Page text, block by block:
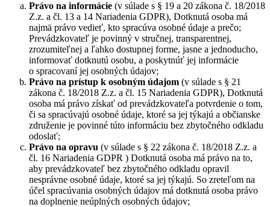
Právo na informácie (v súlade s § 19 a 20 zákona č. 18/2018
Z.z. a čl. 13 a 14 Nariadenia GDPR), Dotknutá osoba má
najmä právo vedieť, kto spracúva osobné údaje a prečo;
Prevádzkovateľ je povinný v stručnej, transparentnej,
zrozumiteľnej a ľahko dostupnej forme, jasne a jednoducho,
informovať dotknutú osobu, a poskytnúť jej informácie
o spracovaní jej osobných údajov;
Právo na prístup k osobným údajom (v súlade s § 21
zákona č. 18/2018 Z.z. a čl. 15 Nariadenia GDPR), Dotknutá
osoba má právo získať od prevádzkovateľa potvrdenie o tom,
či sa spracúvajú osobné údaje, ktoré sa jej týkajú a občianske
združenie je povinné túto informáciu bez zbytočného odkladu
odoslať;
Právo na opravu (v súlade s § 22 zákona č. 18/2018 Z.z. a
čl. 16 Nariadenia GDPR ) Dotknutá osoba má právo na to,
aby prevádzkovateľ bez zbytočného odkladu opravil
nesprávne osobné údaje, ktoré sa jej týkajú. So zreteľom na
účel spracúvania osobných údajov má dotknutá osoba právo
na doplnenie neúplných osobných údajov;